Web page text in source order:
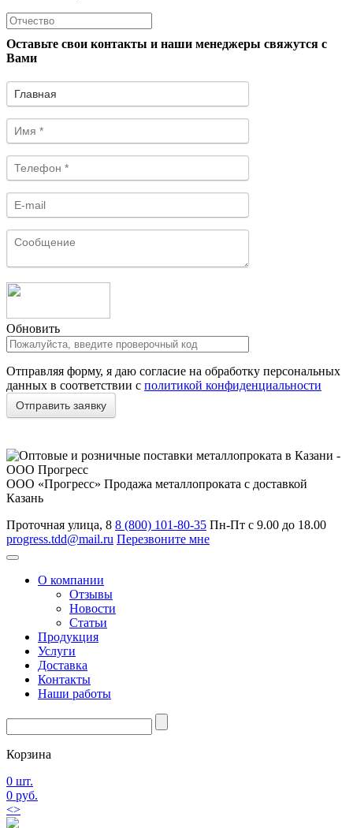
Оставьте свои контакты и наши менеджеры свяжутся с
Вами
Обновить
Отправляя форму, я даю согласие на обработку персональных
данных в соответствии с политикой конфиденциальности
ООО «Прогресс» Продажа металлопроката с доставкой
Казань
Проточная улица, 8 8 (800) 101-80-35 Пн-Пт с 9.00 до 18.00
progress.tdd@mail.ru Перезвоните мне
О компании
Отзывы
Новости
Статьи
Продукция
Услуги
Доставка
Контакты
Наши работы
Корзина
0 шт.
0 руб.
<>